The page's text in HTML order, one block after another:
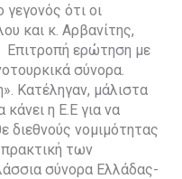
γεγονός ότι οι
και κ. Αρβανίτης,
ερώτηση με
σύνορα.
Κατέληγαν, μάλιστα
η Ε.Ε για να
διεθνούς νομιμότητας
των
σύνορα Ελλάδας-